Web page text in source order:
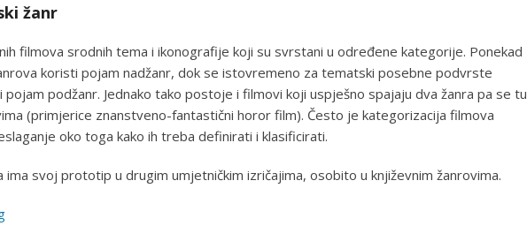
žanr
filmova srodnih tema i ikonografije koji su svrstani u određene kategorije. Ponekad
koristi pojam nadžanr, dok se istovremeno za tematski posebne podvrste
podžanr. Jednako tako postoje i filmovi koji uspješno spajaju dva žanra pa se tu
(primjerice znanstveno-fantastični horor film). Često je kategorizacija filmova
oko toga kako ih treba definirati i klasificirati.
ima svoj prototip u drugim umjetničkim izričajima, osobito u književnim žanrovima.